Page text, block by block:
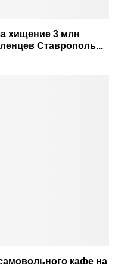
хищение 3 млн
Ставрополь...
кафе на